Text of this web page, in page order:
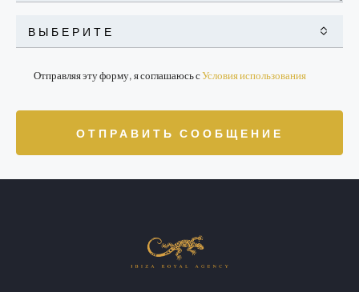
ВЫБЕРИТЕ
Отправляя эту форму, я соглашаюсь сУсловия использования
ОТПРАВИТЬ СООБЩЕНИЕ